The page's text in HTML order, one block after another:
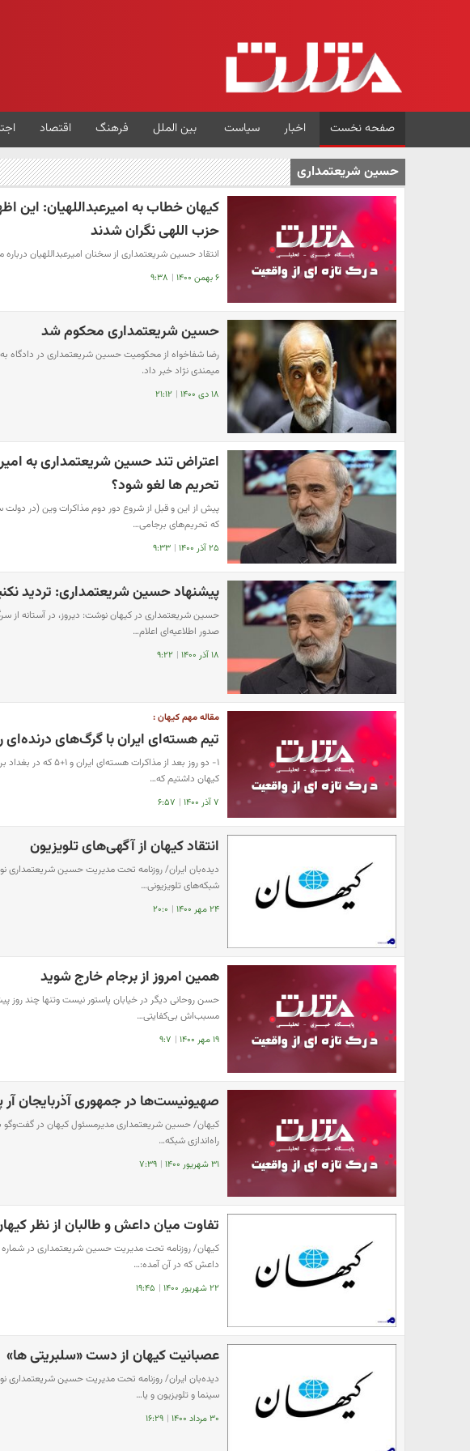
صفحه نخست اخبار سیاست بین الملل فرهنگ اقتصاد
حسین شریعتمداری
کیهان خطاب به امیرعبداللهیان: این
حزب اللهی نگران شدند
انتقاد حسین شریعتمداری از سخنان امیرعبداللهیان درباره
۶ بهمن ۱۴۰۰ | ۹:۳۸
حسین شریعتمداری محکوم شد
رضا شفاخواه از محکومیت حسین شریعتمداری در دادگاه
میمندی نژاد خبر داد.
۱۸ دی ۱۴۰۰ | ۲۱:۱۲
اعتراض تند حسین شریعتمداری به
تحریم ها لغو شود؟
پیش از این و قبل از شروع دور دوم مذاکرات وین (در
که تحریم‌های برجامی…
۲۵ آذر ۱۴۰۰ | ۹:۳۳
پیشنهاد حسین شریعتمداری: تردید
حسین شریعتمداری در کیهان نوشت: دیروز، در آستانه از
صدور اطلاعیه‌ای اعلام…
۱۸ آذر ۱۴۰۰ | ۹:۲۲
مقاله مهم کیهان :
تیم هسته‌ای ایران با گرگ‌های
۱- دو روز بعد از
کیهان داشتیم که…
۷ آذر ۱۴۰۰ | ۶:۵۷
انتقاد کیهان از آگهی‌های تلویزیون
دیده‌بان ایران/ روزنامه تحت مدیریت حسین شریعتمداری
شبکه‌های تلویزیونی…
۲۴ مهر ۱۴۰۰ | ۲۰:۰
همین امروز از برجام خارج شوید
حسن روحانی دیگر در خیابان پاستور نیست وتنها چند
مسبب‌اش بی‌کفایتی…
۱۹ مهر ۱۴۰۰ | ۹:۷
صهیونیست‌ها در جمهوری آذربایجان
کیهان/ حسین شریعتمداری مدیرمسئول کیهان در گفت‌وگو
راه‌اندازی شبکه…
۳۱ شهریور ۱۴۰۰ | ۷:۳۹
تفاوت میان داعش و طالبان از نظر
کیهان/ روزنامه تحت مدیریت حسین شریعتمداری در شماره
داعش که در آن آمده:…
۲۲ شهریور ۱۴۰۰ | ۱۹:۴۵
عصبانیت کیهان از دست «سلبریتی ها»
دیده‌بان ایران/ روزنامه تحت مدیریت حسین
سینما و تلویزیون و یا…
۳۰ مرداد ۱۴۰۰ | ۱۶:۲۹